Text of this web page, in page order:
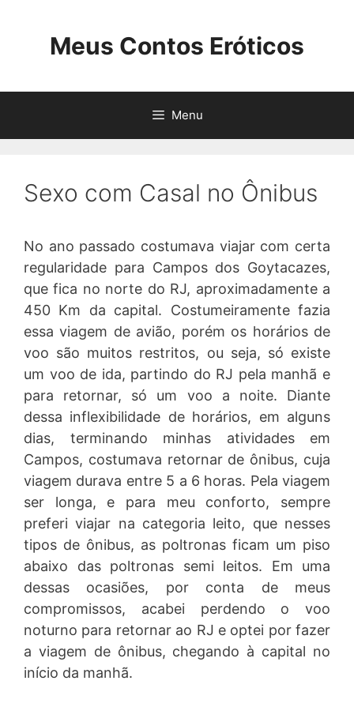
Meus Contos Eróticos
Menu
Sexo com Casal no Ônibus
No ano passado costumava viajar com certa
regularidade para Campos dos Goytacazes,
que fica no norte do RJ, aproximadamente a
450 Km da capital. Costumeiramente fazia
essa viagem de avião, porém os horários de
voo são muitos restritos, ou seja, só existe
um voo de ida, partindo do RJ pela manhã e
para retornar, só um voo a noite. Diante
dessa inflexibilidade de horários, em alguns
dias, terminando minhas atividades em
Campos, costumava retornar de ônibus, cuja
viagem durava entre 5 a 6 horas. Pela viagem
ser longa, e para meu conforto, sempre
preferi viajar na categoria leito, que nesses
tipos de ônibus, as poltronas ficam um piso
abaixo das poltronas semi leitos. Em uma
dessas ocasiões, por conta de meus
compromissos, acabei perdendo o voo
noturno para retornar ao RJ e optei por fazer
a viagem de ônibus, chegando à capital no
início da manhã.